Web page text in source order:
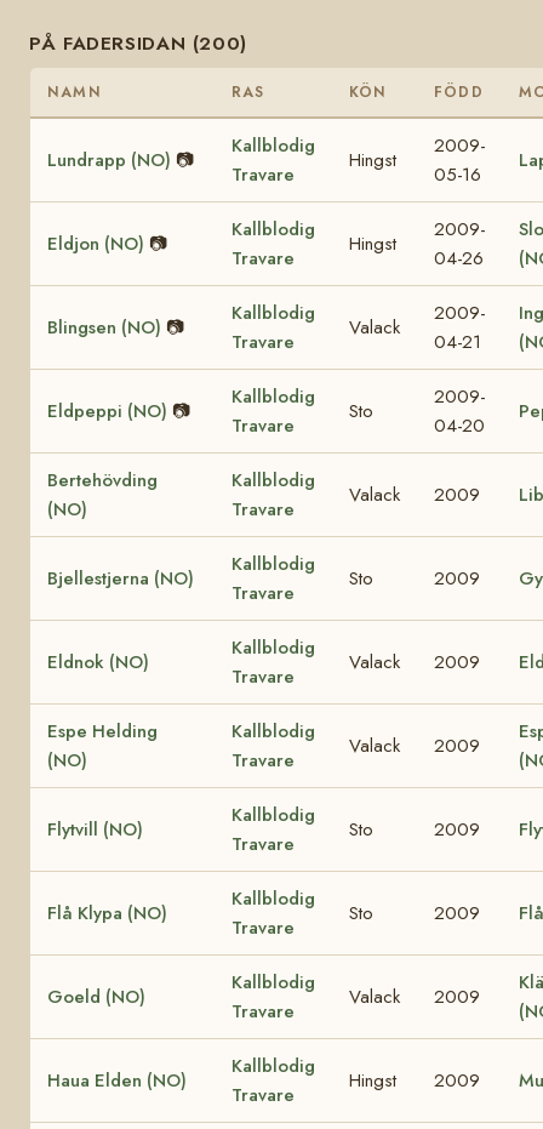
PÅ FADERSIDAN (200)
NAMN RAS KÖN FÖDD
Lundrapp (NO) 📷
Kallblodig
Travare
Hingst
2009-
05-16
Eldjon (NO) 📷
Kallblodig
Travare
Hingst
2009-
04-26
Blingsen (NO) 📷
Kallblodig
Travare
Valack
2009-
04-21
Eldpeppi (NO) 📷
Kallblodig
Travare
Sto
2009-
04-20
Bertehövding
(NO)
Kallblodig
Travare
Valack 2009
Bjellestjerna (NO)
Kallblodig
Travare
Sto 2009
Eldnok (NO)
Kallblodig
Travare
Valack 2009
Espe Helding
(NO)
Kallblodig
Travare
Valack 2009
Flytvill (NO)
Kallblodig
Travare
Sto 2009
Flå Klypa (NO)
Kallblodig
Travare
Sto 2009
Goeld (NO)
Kallblodig
Travare
Valack 2009
Haua Elden (NO)
Kallblodig
Travare
Hingst 2009